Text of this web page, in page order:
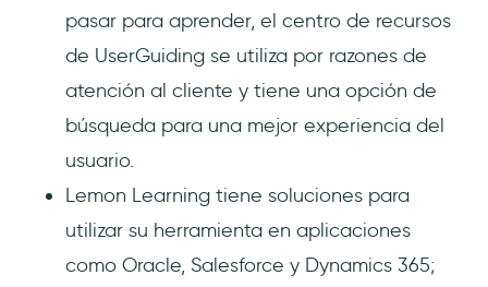
pasar para aprender, el centro de recursos
de UserGuiding se utiliza por razones de
atención al cliente y tiene una opción de
búsqueda para una mejor experiencia del
usuario.
Lemon Learning tiene soluciones para
utilizar su herramienta en aplicaciones
como Oracle, Salesforce y Dynamics 365;